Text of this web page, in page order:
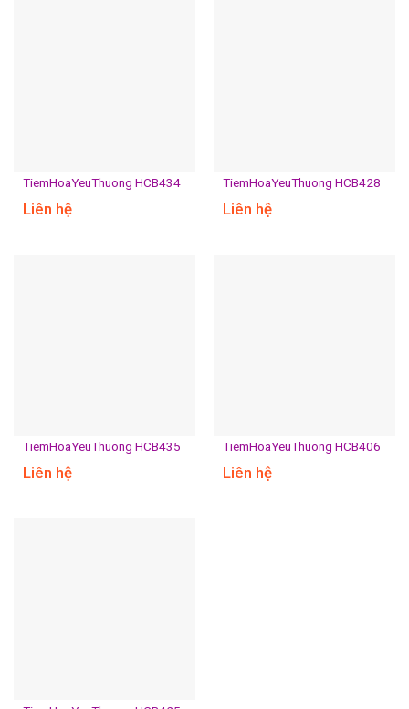
TiemHoaYeuThuong HCB434
Liên hệ
TiemHoaYeuThuong HCB428
Liên hệ
TiemHoaYeuThuong HCB435
Liên hệ
TiemHoaYeuThuong HCB406
Liên hệ